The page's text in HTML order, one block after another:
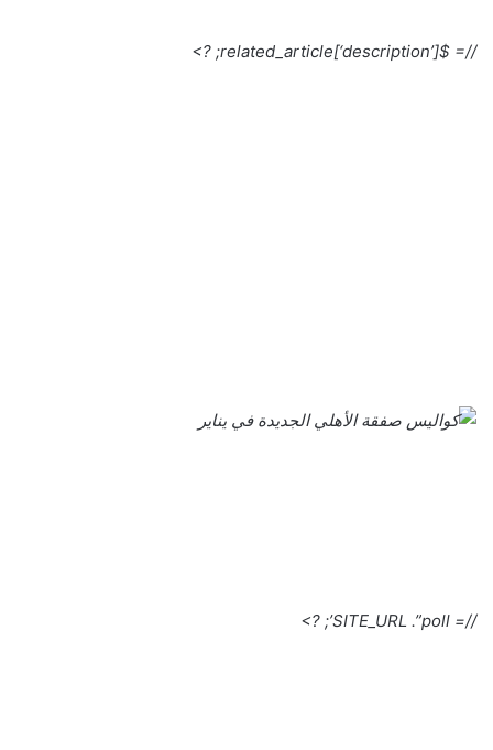
//= $related_article[‘description’]; ?>
//= SITE_URL .”poll’; ?>